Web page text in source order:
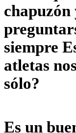
siempre
atletas
sólo?
Es un